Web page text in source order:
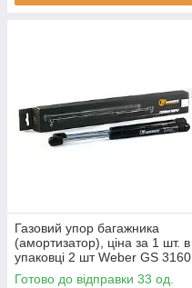
Газовий упор багажника
(амортизатор), ціна за 1 шт. в
упаковці 2 шт Weber GS 3160
для УАЗ 3160
Готово до відправки 33 од.